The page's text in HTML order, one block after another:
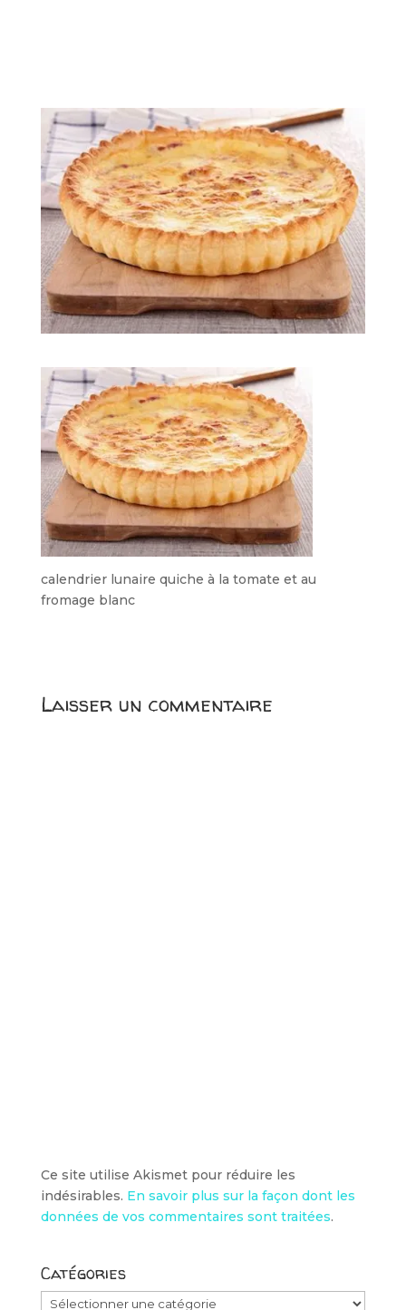
calendrier lunaire quiche à la tomate et au
fromage blanc
Laisser un commentaire
Ce site utilise Akismet pour réduire les
indésirables. En savoir plus sur la façon dont les
données de vos commentaires sont traitées.
Catégories
Catégories